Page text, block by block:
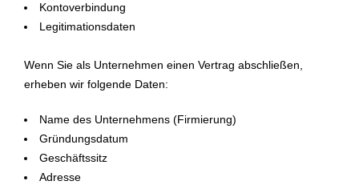
Kontoverbindung
Legitimationsdaten
Wenn Sie als Unternehmen einen Vertrag abschließen,
erheben wir folgende Daten:
Name des Unternehmens (Firmierung)
Gründungsdatum
Geschäftssitz
Adresse